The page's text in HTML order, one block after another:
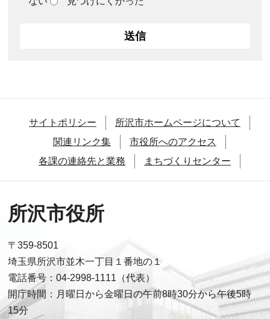
サイトポリシー
所沢市ホームページについて
関連リンク集
市役所へのアクセス
各課の連絡先と業務
まちづくりセンター
所沢市役所
〒359-8501
埼玉県所沢市並木一丁目１番地の１
電話番号：04-2998-1111（代表）
開庁時間：月曜日から金曜日の午前8時30分から午後5時
15分